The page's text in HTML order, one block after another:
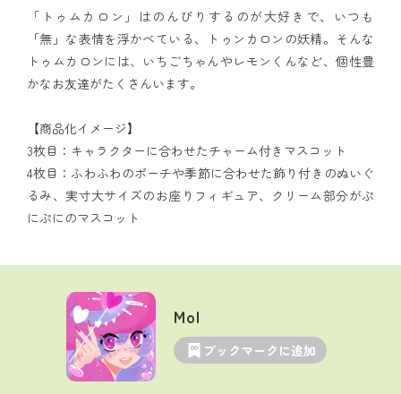
「トゥムカロン」はのんびりするのが大好きで、いつも
「無」な表情を浮かべている、トゥンカロンの妖精。そんな
トゥムカロンには、いちごちゃんやレモンくんなど、個性豊
かなお友達がたくさんいます。
【商品化イメージ】
3枚目：キャラクターに合わせたチャーム付きマスコット
4枚目：ふわふわのポーチや季節に合わせた飾り付きのぬいぐ
るみ、実寸大サイズのお座りフィギュア、クリーム部分がぷ
にぷにのマスコット
Mol
ブックマークに追加